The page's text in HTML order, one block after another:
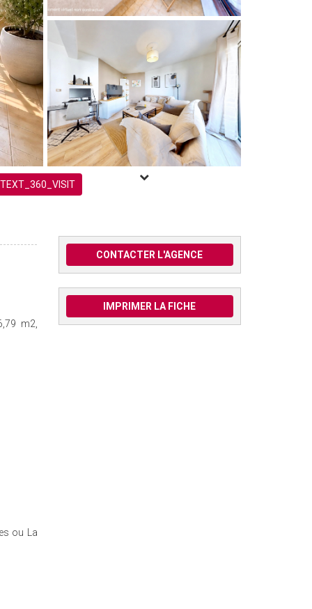
m2,
ou La
CONTACTER L'AGENCE
IMPRIMER LA FICHE